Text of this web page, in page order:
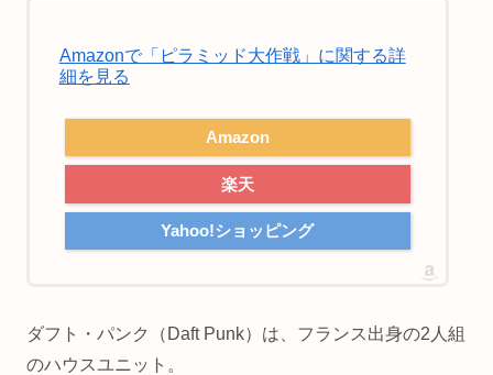
Amazonで「ピラミッド大作戦」に関する詳
細を見る
Amazon
楽天
Yahoo!ショッピング
ダフト・パンク（Daft Punk）は、フランス出身の2人組
のハウスユニット。